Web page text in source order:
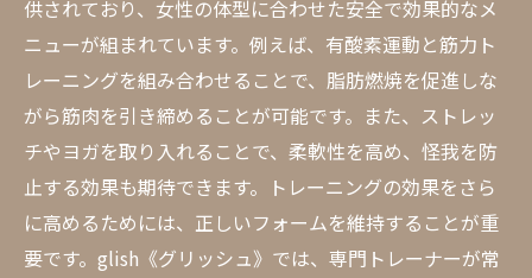
供されており、女性の体型に合わせた安全で効果的なメ
ニューが組まれています。例えば、有酸素運動と筋力ト
レーニングを組み合わせることで、脂肪燃焼を促進しな
がら筋肉を引き締めることが可能です。また、ストレッ
チやヨガを取り入れることで、柔軟性を高め、怪我を防
止する効果も期待できます。トレーニングの効果をさら
に高めるためには、正しいフォームを維持することが重
要です。glish《グリッシュ》では、専門トレーナーが常